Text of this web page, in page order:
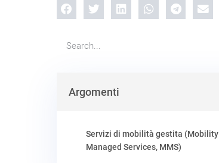
Argomenti
Servizi di mobilità gestita (Mobility
Managed Services, MMS)